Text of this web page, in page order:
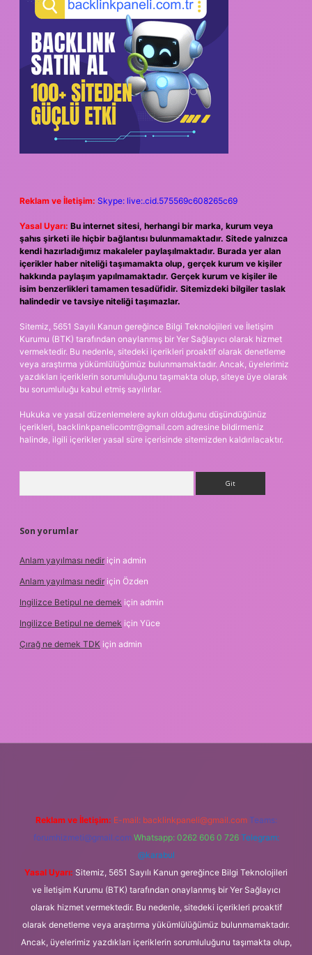
Reklam ve İletişim: Skype: live:.cid.575569c608265c69
Yasal Uyarı: Bu internet sitesi, herhangi bir marka, kurum veya
şahıs şirketi ile hiçbir bağlantısı bulunmamaktadır. Sitede yalnızca
kendi hazırladığımız makaleler paylaşılmaktadır. Burada yer alan
içerikler haber niteliği taşımamakta olup, gerçek kurum ve kişiler
hakkında paylaşım yapılmamaktadır. Gerçek kurum ve kişiler ile
isim benzerlikleri tamamen tesadüfidir. Sitemizdeki bilgiler taslak
halindedir ve tavsiye niteliği taşımazlar.
Sitemiz, 5651 Sayılı Kanun gereğince Bilgi Teknolojileri ve İletişim
Kurumu (BTK) tarafından onaylanmış bir Yer Sağlayıcı olarak hizmet
vermektedir. Bu nedenle, sitedeki içerikleri proaktif olarak denetleme
veya araştırma yükümlülüğümüz bulunmamaktadır. Ancak, üyelerimiz
yazdıkları içeriklerin sorumluluğunu taşımakta olup, siteye üye olarak
bu sorumluluğu kabul etmiş sayılırlar.
Hukuka ve yasal düzenlemelere aykırı olduğunu düşündüğünüz
içerikleri, backlinkpanelicomtr@gmail.com adresine bildirmeniz
halinde, ilgili içerikler yasal süre içerisinde sitemizden kaldırılacaktır.
Son yorumlar
Anlam yayılması nedir için admin
Anlam yayılması nedir için Özden
Ingilizce Betipul ne demek için admin
Ingilizce Betipul ne demek için Yüce
Çırağ ne demek TDK için admin
Reklam ve İletişim: E-mail: backlinkpaneli@gmail.com Teams:
forumhizmeti@gmail.com Whatsapp: 0262 606 0 726 Telegram:
@karabul
Yasal Uyarı: Sitemiz, 5651 Sayılı Kanun gereğince Bilgi Teknolojileri
ve İletişim Kurumu (BTK) tarafından onaylanmış bir Yer Sağlayıcı
olarak hizmet vermektedir. Bu nedenle, sitedeki içerikleri proaktif
olarak denetleme veya araştırma yükümlülüğümüz bulunmamaktadır.
Ancak, üyelerimiz yazdıkları içeriklerin sorumluluğunu taşımakta olup,